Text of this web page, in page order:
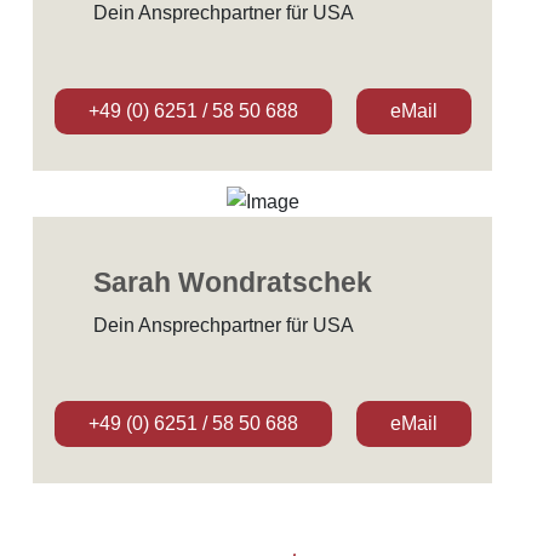
Dein Ansprechpartner für USA
+49 (0) 6251 / 58 50 688 eMail
Sarah Wondratschek
Dein Ansprechpartner für USA
+49 (0) 6251 / 58 50 688 eMail